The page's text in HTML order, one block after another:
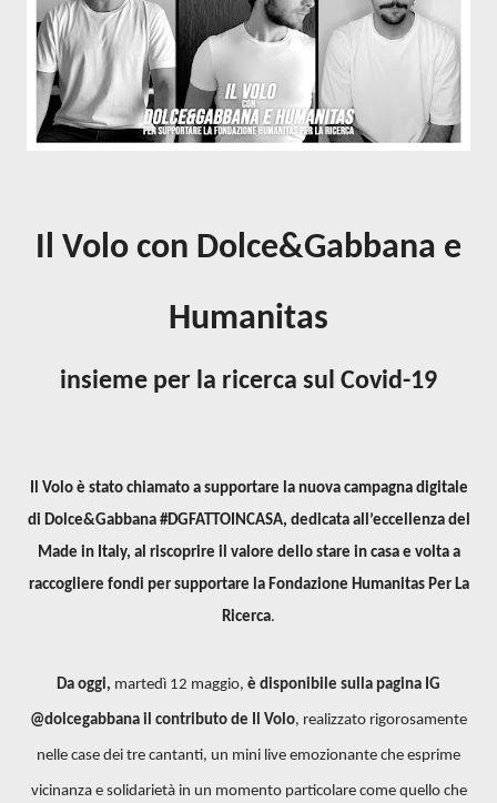
Il Volo con Dolce&Gabbana e
Humanitas
insieme per la ricerca sul Covid-19
Il Volo è stato chiamato a supportare la nuova campagna digitale
di Dolce&Gabbana #DGFATTOINCASA, dedicata all’eccellenza del
Made in Italy, al riscoprire il valore dello stare in casa e volta a
raccogliere fondi per supportare la Fondazione Humanitas Per La
Ricerca.
Da oggi, martedì 12 maggio, è disponibile sulla pagina IG
@dolcegabbana il contributo de Il Volo, realizzato rigorosamente
nelle case dei tre cantanti, un mini live emozionante che esprime
vicinanza e solidarietà in un momento particolare come quello che